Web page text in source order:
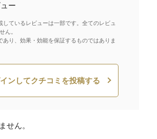
ー
しているレビューは一部です。全てのレビュ
ん。
あり、効果・効能を保証するものではありま
ンしてクチコミを投稿する
せん。